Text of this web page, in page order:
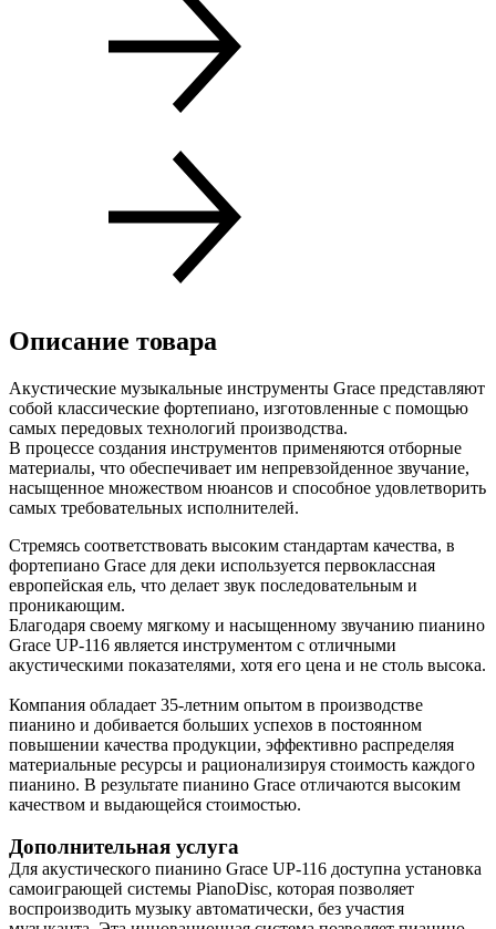
Описание товара
Акустические музыкальные инструменты Grace представляют
собой классические фортепиано, изготовленные с помощью
самых передовых технологий производства.
В процессе создания инструментов применяются отборные
материалы, что обеспечивает им непревзойденное звучание,
насыщенное множеством нюансов и способное удовлетворить
самых требовательных исполнителей.
Стремясь соответствовать высоким стандартам качества, в
фортепиано Grace для деки используется первоклассная
европейская ель, что делает звук последовательным и
проникающим.
Благодаря своему мягкому и насыщенному звучанию пианино
Grace UP-116 является инструментом с отличными
акустическими показателями, хотя его цена и не столь высока.
Компания обладает 35-летним опытом в производстве
пианино и добивается больших успехов в постоянном
повышении качества продукции, эффективно распределяя
материальные ресурсы и рационализируя стоимость каждого
пианино. В результате пианино Grace отличаются высоким
качеством и выдающейся стоимостью.
Дополнительная услуга
Для акустического пианино Grace UP-116 доступна установка
самоиграющей системы PianoDisc, которая позволяет
воспроизводить музыку автоматически, без участия